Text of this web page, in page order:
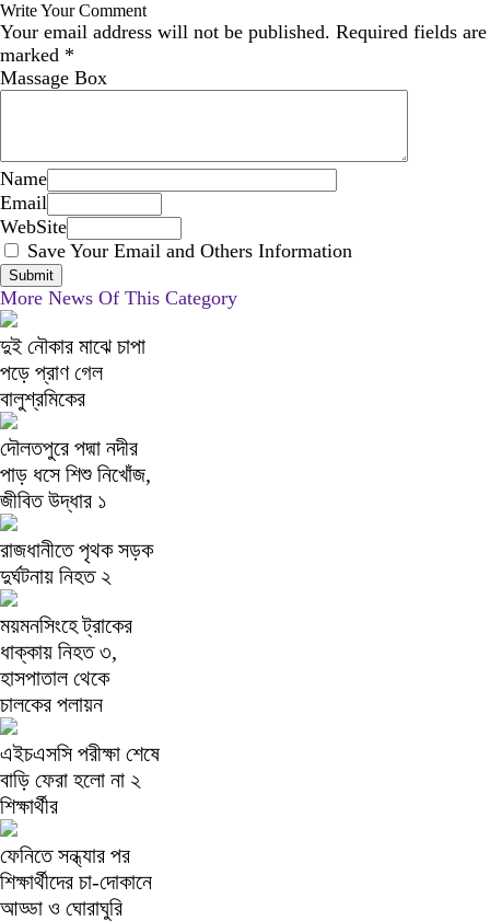
Write Your Comment
Your email address will not be published. Required fields are
marked *
Massage Box
Name
Email
WebSite
Save Your Email and Others Information
More News Of This Category
দুই নৌকার মাঝে চাপা
পড়ে প্রাণ গেল
বালুশ্রমিকের
দৌলতপুরে পদ্মা নদীর
পাড় ধসে শিশু নিখোঁজ,
জীবিত উদ্ধার ১
রাজধানীতে পৃথক সড়ক
দুর্ঘটনায় নিহত ২
ময়মনসিংহে ট্রাকের
ধাক্কায় নিহত ৩,
হাসপাতাল থেকে
চালকের পলায়ন
এইচএসসি পরীক্ষা শেষে
বাড়ি ফেরা হলো না ২
শিক্ষার্থীর
ফেনিতে সন্ধ্যার পর
শিক্ষার্থীদের চা-দোকানে
আড্ডা ও ঘোরাঘুরি